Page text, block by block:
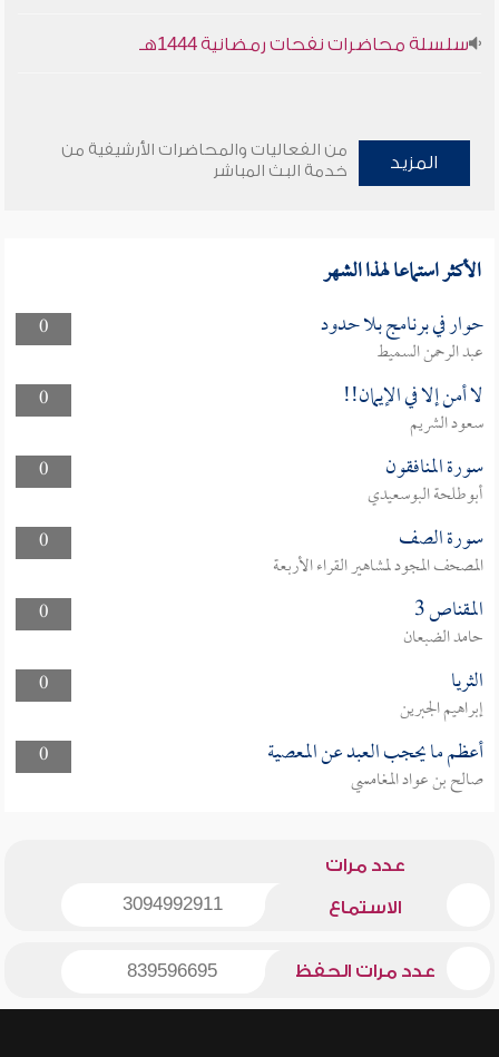
سلسلة محاضرات نفحات رمضانية 1444هـ
المزيد
من الفعاليات والمحاضرات الأرشيفية من
خدمة البث المباشر
الأكثر استماعا لهذا الشهر
0 حوار في برنامج بلا حدود
عبد الرحمن السميط
0
لا أمن إلا في الإيمان!!
سعود الشريم
0
سورة المنافقون
أبوطلحة البوسعيدي
0
سورة الصف
المصحف المجود لمشاهير القراء الأربعة
0
المقناص 3
حامد الضبعان
0
الثريا
إبراهيم الجبرين
0
أعظم ما يحجب العبد عن المعصية
صالح بن عواد المغامسي
عدد مرات
الاستماع 3094992911
عدد مرات الحفظ 839596695